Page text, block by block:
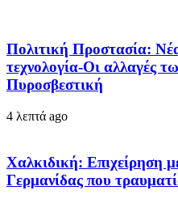
Πολιτική Προστασία:
τεχνολογία-Οι αλλαγές
Πυροσβεστική
4 λεπτά ago
Χαλκιδική: Επιχείρηση
Γερμανίδας που